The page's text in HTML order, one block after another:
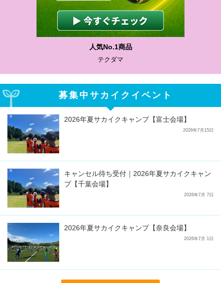
人気No.1商品
テクダマ
募集中サカイクイベント
2026年夏サカイクキャンプ【富士会場】
2026年7月15日
キャンセル待ち受付｜2026年夏サカイクキャン
プ【千葉会場】
2026年7月 7日
2026年夏サカイクキャンプ【奈良会場】
2026年7月 1日